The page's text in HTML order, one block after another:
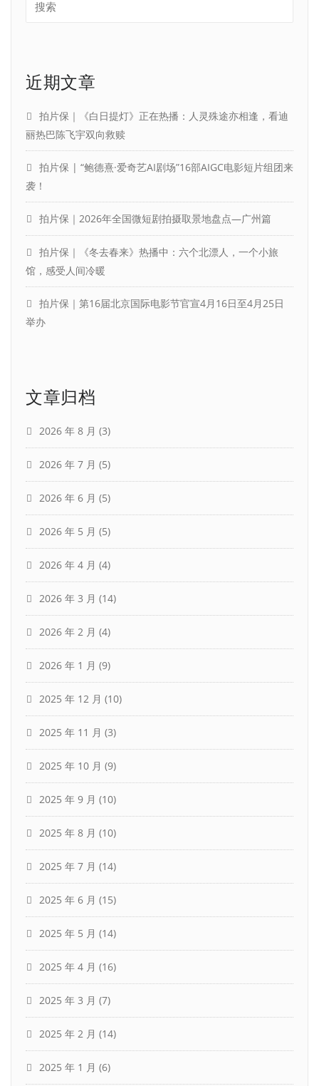
近期文章
拍片保｜《白日提灯》正在热播：人灵殊途亦相逢，看迪
丽热巴陈飞宇双向救赎
拍片保 | “鲍德熹·爱奇艺AI剧场”16部AIGC电影短片组团来
袭！
拍片保｜2026年全国微短剧拍摄取景地盘点—广州篇
拍片保｜《冬去春来》热播中：六个北漂人，一个小旅
馆，感受人间冷暖
拍片保｜第16届北京国际电影节官宣4月16日至4月25日
举办
文章归档
2026 年 8 月 (3)
2026 年 7 月 (5)
2026 年 6 月 (5)
2026 年 5 月 (5)
2026 年 4 月 (4)
2026 年 3 月 (14)
2026 年 2 月 (4)
2026 年 1 月 (9)
2025 年 12 月 (10)
2025 年 11 月 (3)
2025 年 10 月 (9)
2025 年 9 月 (10)
2025 年 8 月 (10)
2025 年 7 月 (14)
2025 年 6 月 (15)
2025 年 5 月 (14)
2025 年 4 月 (16)
2025 年 3 月 (7)
2025 年 2 月 (14)
2025 年 1 月 (6)